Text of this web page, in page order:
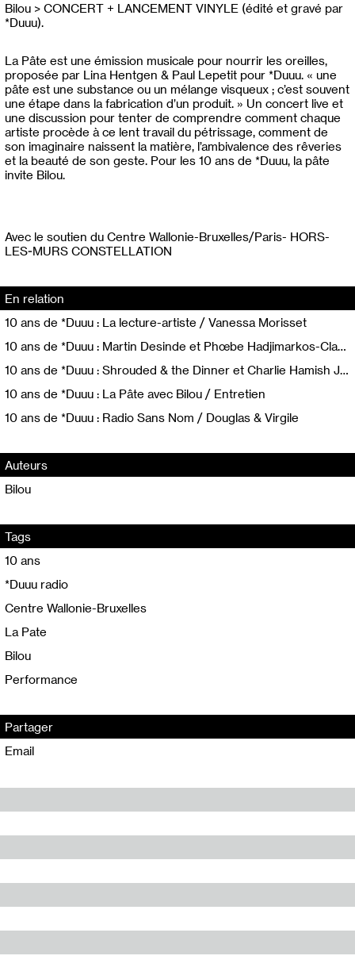
Bilou > CONCERT + LANCEMENT VINYLE (édité et gravé par
*Duuu).
La Pâte est une émission musicale pour nourrir les oreilles,
proposée par Lina Hentgen & Paul Lepetit pour *Duuu. « une
pâte est une substance ou un mélange visqueux ; c’est souvent
une étape dans la fabrication d’un produit. » Un concert live et
une discussion pour tenter de comprendre comment chaque
artiste procède à ce lent travail du pétrissage, comment de
son imaginaire naissent la matière, l’ambivalence des rêveries
et la beauté de son geste. Pour les 10 ans de *Duuu, la pâte
invite Bilou.
Avec le soutien du Centre Wallonie-Bruxelles/Paris- HORS-
LES-MURS CONSTELLATION
En relation
10 ans de *Duuu : La lecture-artiste / Vanessa Morisset
10 ans de *Duuu : Martin Desinde et Phœbe Hadjimarkos-Clarke / Lecture 18 Brum'hair
10 ans de *Duuu : Shrouded & the Dinner et Charlie Hamish Jeffery / Concert
10 ans de *Duuu : La Pâte avec Bilou / Entretien
10 ans de *Duuu : Radio Sans Nom / Douglas & Virgile
Auteurs
Bilou
Tags
10 ans
*Duuu radio
Centre Wallonie-Bruxelles
La Pate
Bilou
Performance
Partager
Email